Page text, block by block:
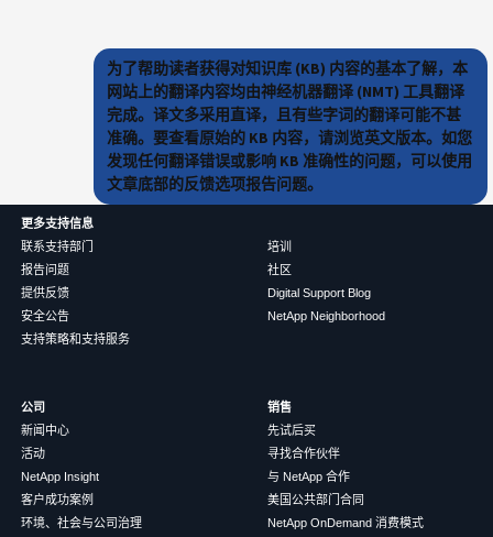
为了帮助读者获得对知识库 (KB) 内容的基本了解，本
网站上的翻译内容均由神经机器翻译 (NMT) 工具翻译
完成。译文多采用直译，且有些字词的翻译可能不甚
准确。要查看原始的 KB 内容，请浏览英文版本。如您
发现任何翻译错误或影响 KB 准确性的问题，可以使用
文章底部的反馈选项报告问题。
更多支持信息
联系支持部门
报告问题
提供反馈
安全公告
支持策略和支持服务
培训
社区
Digital Support Blog
NetApp Neighborhood
公司
新闻中心
活动
NetApp Insight
客户成功案例
环境、社会与公司治理
销售
先试后买
寻找合作伙伴
与 NetApp 合作
美国公共部门合同
NetApp OnDemand 消费模式